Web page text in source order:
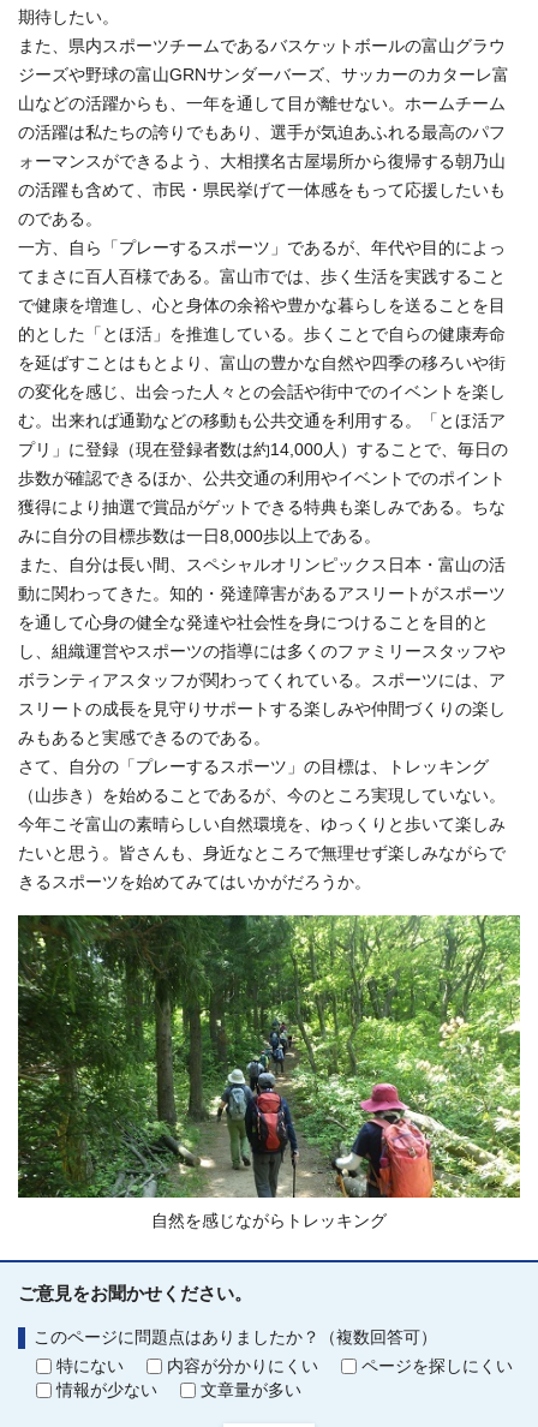
期待したい。
また、県内スポーツチームであるバスケットボールの富山グラウ
ジーズや野球の富山GRNサンダーバーズ、サッカーのカターレ富
山などの活躍からも、一年を通して目が離せない。ホームチーム
の活躍は私たちの誇りでもあり、選手が気迫あふれる最高のパフ
ォーマンスができるよう、大相撲名古屋場所から復帰する朝乃山
の活躍も含めて、市民・県民挙げて一体感をもって応援したいも
のである。
一方、自ら「プレーするスポーツ」であるが、年代や目的によっ
てまさに百人百様である。富山市では、歩く生活を実践すること
で健康を増進し、心と身体の余裕や豊かな暮らしを送ることを目
的とした「とほ活」を推進している。歩くことで自らの健康寿命
を延ばすことはもとより、富山の豊かな自然や四季の移ろいや街
の変化を感じ、出会った人々との会話や街中でのイベントを楽し
む。出来れば通勤などの移動も公共交通を利用する。「とほ活ア
プリ」に登録（現在登録者数は約14,000人）することで、毎日の
歩数が確認できるほか、公共交通の利用やイベントでのポイント
獲得により抽選で賞品がゲットできる特典も楽しみである。ちな
みに自分の目標歩数は一日8,000歩以上である。
また、自分は長い間、スペシャルオリンピックス日本・富山の活
動に関わってきた。知的・発達障害があるアスリートがスポーツ
を通して心身の健全な発達や社会性を身につけることを目的と
し、組織運営やスポーツの指導には多くのファミリースタッフや
ボランティアスタッフが関わってくれている。スポーツには、ア
スリートの成長を見守りサポートする楽しみや仲間づくりの楽し
みもあると実感できるのである。
さて、自分の「プレーするスポーツ」の目標は、トレッキング
（山歩き）を始めることであるが、今のところ実現していない。
今年こそ富山の素晴らしい自然環境を、ゆっくりと歩いて楽しみ
たいと思う。皆さんも、身近なところで無理せず楽しみながらで
きるスポーツを始めてみてはいかがだろうか。
自然を感じながらトレッキング
ご意見をお聞かせください。
このページに問題点はありましたか？（複数回答可）
特にない
内容が分かりにくい
ページを探しにくい
情報が少ない
文章量が多い